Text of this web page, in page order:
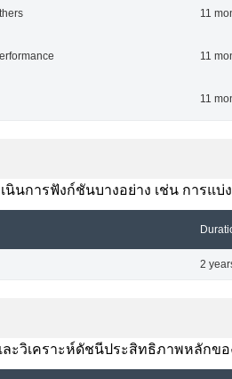
11
11
11
นินการฟังก์ชันบางอย่าง เช่น การ
2
ละวิเคราะห์ดัชนีประสิทธิภาพหลัก